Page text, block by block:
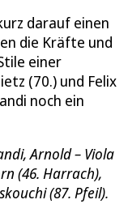
darauf einen
die Kräfte und
einer
(70.) und Felix
noch ein
Arnold – Viola
(46. Harrach),
(87. Pfeil).